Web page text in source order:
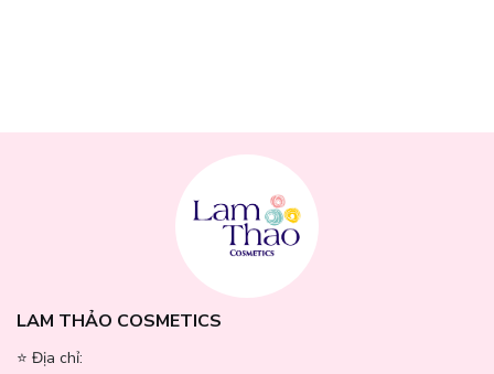
LAM THẢO COSMETICS
⭐️ Địa chỉ: